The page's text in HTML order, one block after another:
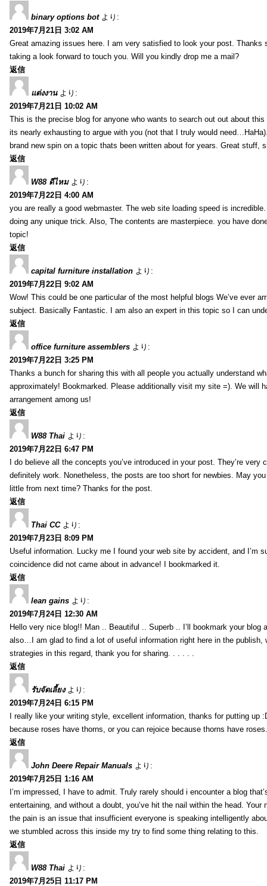
binary options bot より:
2019年7月21日 3:02 AM
Great amazing issues here. I am very satisfied to look your post. Thanks
taking a look forward to touch you. Will you kindly drop me a mail?
返信
แต่งงาน より:
2019年7月21日 10:02 AM
This is the precise blog for anyone who wants to search out out about
its nearly exhausting to argue with you (not that I truly would
brand new spin on a topic thats been written about for years. Great stuff,
返信
W88 ดีไหม より:
2019年7月22日 4:00 AM
you are really a good webmaster. The web site loading speed is
doing any unique trick. Also, The contents are masterpiece. you have
topic!
返信
capital furniture installation より:
2019年7月22日 9:02 AM
Wow! This could be one particular of the most helpful blogs We’ve ever
subject. Basically Fantastic. I am also an expert in this topic so I can
返信
office furniture assemblers より:
2019年7月22日 3:25 PM
Thanks a bunch for sharing this with all people you actually understand
approximately! Bookmarked. Please additionally visit my site =). We will
arrangement among us!
返信
W88 Thai より:
2019年7月22日 6:47 PM
I do believe all the concepts you’ve introduced in your post. They’re very
definitely work. Nonetheless, the posts are too short for newbies. May
little from next time? Thanks for the post.
返信
Thai CC より:
2019年7月23日 8:09 PM
Useful information. Lucky me I found your web site by accident, and I’m
coincidence did not came about in advance! I bookmarked it.
返信
lean gains より:
2019年7月24日 12:30 AM
Hello very nice blog!! Man .. Beautiful .. Superb .. I’ll bookmark your blog
also…I am glad to find a lot of useful information right here in the publish,
strategies in this regard, thank you for sharing. . . . . .
返信
รับจัดเลี้ยง より:
2019年7月24日 6:15 PM
I really like your writing style, excellent information, thanks for putting up
because roses have thorns, or you can rejoice because thorns have
返信
John Deere Repair Manuals より:
2019年7月25日 1:16 AM
I’m impressed, I have to admit. Truly rarely should i encounter a blog
entertaining, and without a doubt, you’ve hit the nail within the head. Your
the pain is an issue that insufficient everyone is speaking intelligently
we stumbled across this inside my try to find some thing relating to this.
返信
W88 Thai より:
2019年7月25日 11:17 PM